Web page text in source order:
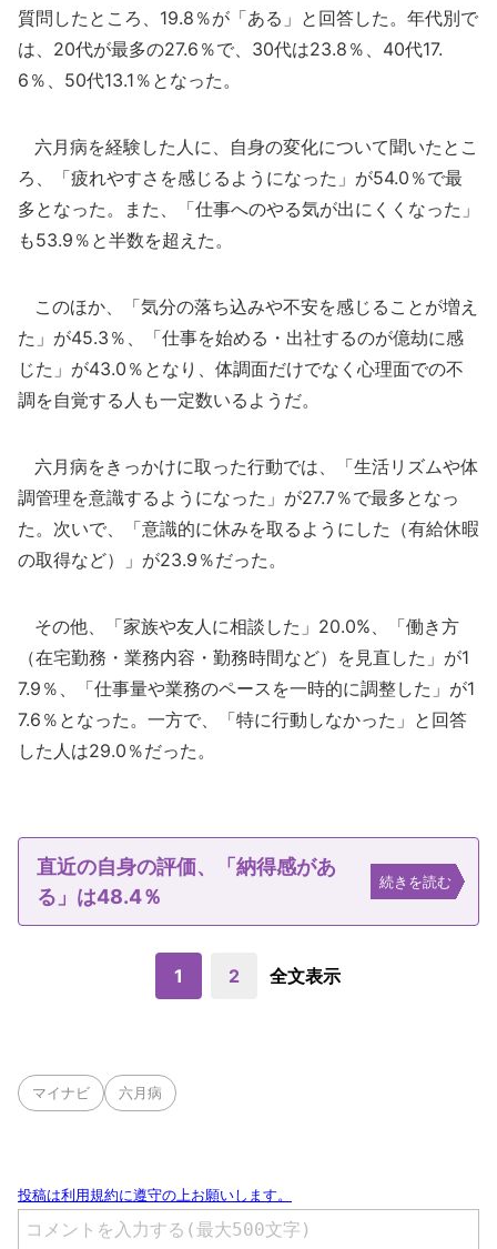
質問したところ、19.8％が「ある」と回答した。年代別で
は、20代が最多の27.6％で、30代は23.8％、40代17.
6％、50代13.1％となった。
六月病を経験した人に、自身の変化について聞いたとこ
ろ、「疲れやすさを感じるようになった」が54.0％で最
多となった。また、「仕事へのやる気が出にくくなった」
も53.9％と半数を超えた。
このほか、「気分の落ち込みや不安を感じることが増え
た」が45.3％、「仕事を始める・出社するのが億劫に感
じた」が43.0％となり、体調面だけでなく心理面での不
調を自覚する人も一定数いるようだ。
六月病をきっかけに取った行動では、「生活リズムや体
調管理を意識するようになった」が27.7％で最多となっ
た。次いで、「意識的に休みを取るようにした（有給休暇
の取得など）」が23.9％だった。
その他、「家族や友人に相談した」20.0%、「働き方
（在宅勤務・業務内容・勤務時間など）を見直した」が1
7.9％、「仕事量や業務のペースを一時的に調整した」が1
7.6％となった。一方で、「特に行動しなかった」と回答
した人は29.0％だった。
直近の自身の評価、「納得感があ
る」は48.4％
続きを読む
1 2 全文表示
マイナビ 六月病